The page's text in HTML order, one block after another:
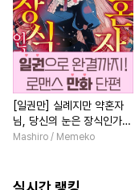
[일권만] 실례지만 약혼자
님, 당신의 눈은 장식인가
요? [단행본]
Mashiro / Memeko